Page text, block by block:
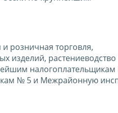
розничная торговля,
изделий, растениеводство
№ 5 и Межрайонную